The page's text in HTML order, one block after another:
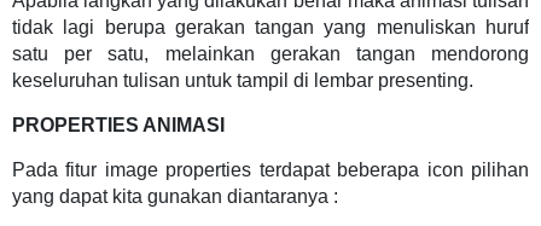
tidak lagi berupa gerakan tangan yang menuliskan huruf
satu per satu, melainkan gerakan tangan mendorong
keseluruhan tulisan untuk tampil di lembar presenting.
PROPERTIES ANIMASI
Pada fitur image properties terdapat beberapa icon pilihan
yang dapat kita gunakan diantaranya :